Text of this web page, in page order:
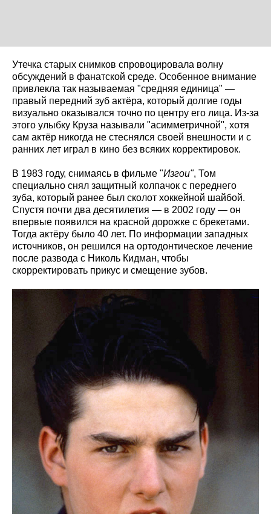
Утечка старых снимков спровоцировала волну
обсуждений в фанатской среде. Особенное внимание
привлекла так называемая "средняя единица" —
правый передний зуб актёра, который долгие годы
визуально оказывался точно по центру его лица. Из-за
этого улыбку Круза называли "асимметричной", хотя
сам актёр никогда не стеснялся своей внешности и с
ранних лет играл в кино без всяких корректировок.
В 1983 году, снимаясь в фильме "Изгои", Том
специально снял защитный колпачок с переднего
зуба, который ранее был сколот хоккейной шайбой.
Спустя почти два десятилетия — в 2002 году — он
впервые появился на красной дорожке с брекетами.
Тогда актёру было 40 лет. По информации западных
источников, он решился на ортодонтическое лечение
после развода с Николь Кидман, чтобы
скорректировать прикус и смещение зубов.